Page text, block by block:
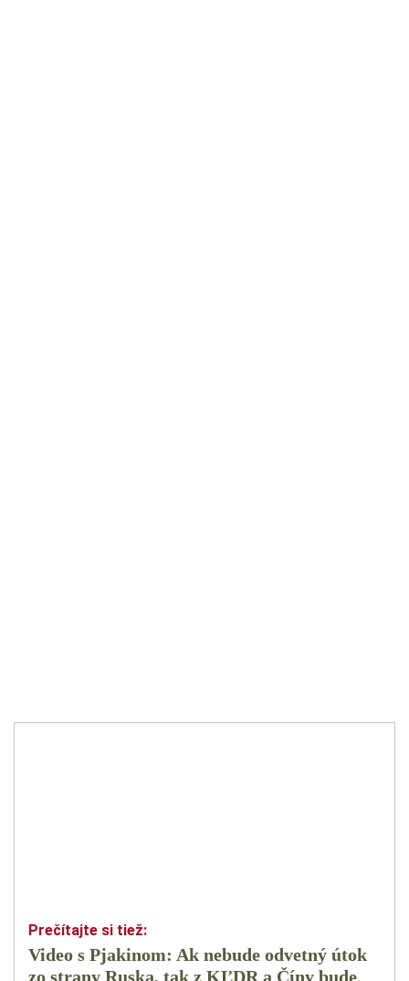
Video s Pjakinom: Ak nebude odvetný útok
zo strany Ruska, tak z KĽDR a Číny bude